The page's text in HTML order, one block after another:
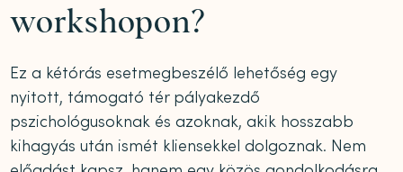
workshopon?
Ez a kétórás esetmegbeszélő lehetőség egy
nyitott, támogató tér pályakezdő
pszichológusoknak és azoknak, akik hosszabb
kihagyás után ismét kliensekkel dolgoznak. Nem